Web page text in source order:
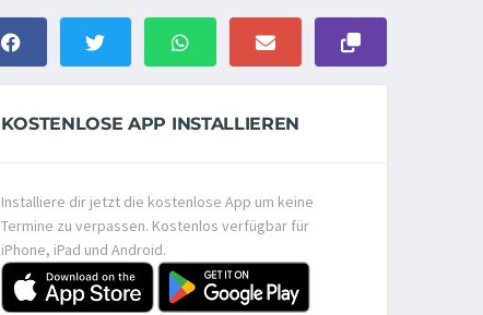
KOSTENLOSE APP INSTALLIEREN
Installiere dir jetzt die kostenlose App um keine
Termine zu verpassen. Kostenlos verfügbar für
iPhone, iPad und Android.